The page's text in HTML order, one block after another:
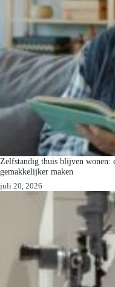
Zelfstandig thuis blijven wonen:
gemakkelijker maken
juli 20, 2026